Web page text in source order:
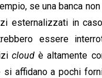
se una banca
esternalizzati in
essere
cloudè altamente
si affidano a pochi